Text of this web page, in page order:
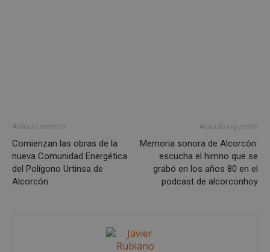
Artículo anterior
Comienzan las obras de la
nueva Comunidad Energética
del Polígono Urtinsa de
Alcorcón
Artículo siguiente
Memoria sonora de Alcorcón:
escucha el himno que se
grabó en los años 80 en el
podcast de alcorconhoy
Cookies de preferencias
Cookies de funcionalidad
Cookies no clasificadas
las cookies estrictamente necesarias.